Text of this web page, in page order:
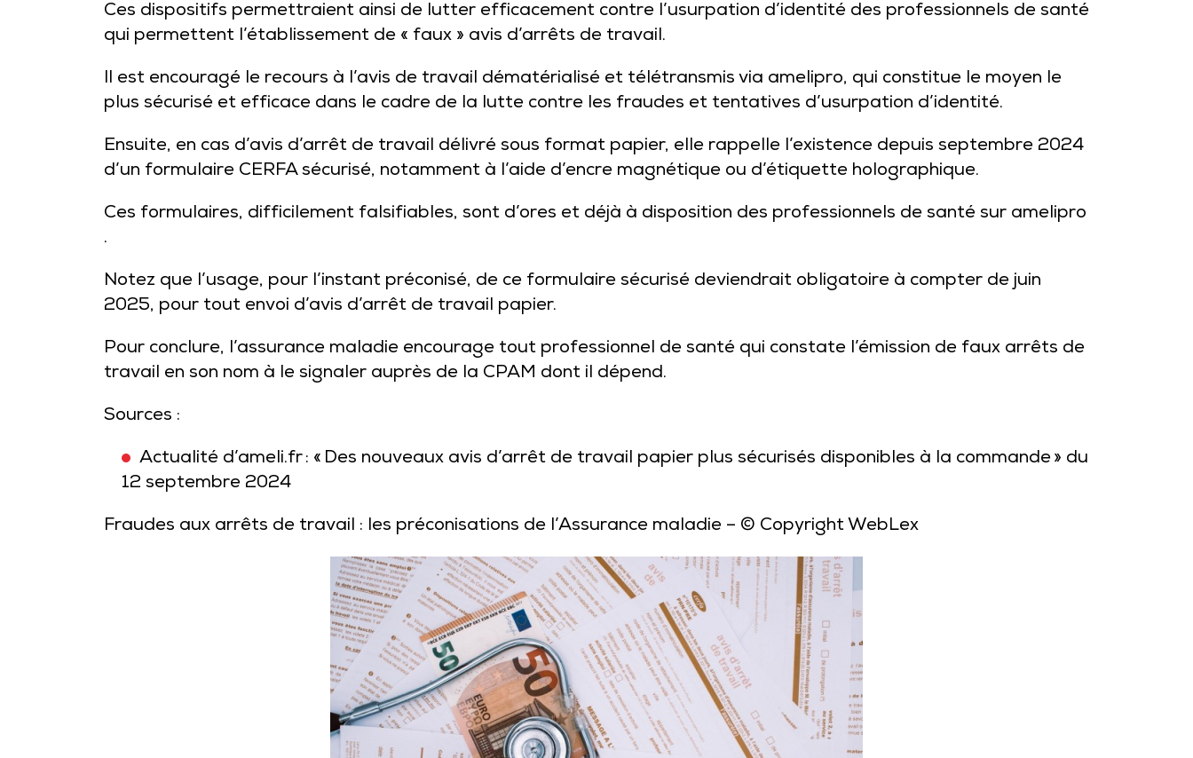
Ces dispositifs permettraient ainsi de lutter efficacement contre l’usurpation d’identité des professionnels de santé
qui permettent l’établissement de « faux » avis d’arrêts de travail.
Il est encouragé le recours à l’avis de travail dématérialisé et télétransmis via amelipro, qui constitue le moyen le
plus sécurisé et efficace dans le cadre de la lutte contre les fraudes et tentatives d’usurpation d’identité.
Ensuite, en cas d’avis d’arrêt de travail délivré sous format papier, elle rappelle l’existence depuis septembre 2024
d’un formulaire CERFA sécurisé, notamment à l’aide d’encre magnétique ou d’étiquette holographique.
Ces formulaires, difficilement falsifiables, sont d’ores et déjà à disposition des professionnels de santé sur amelipro
.
Notez que l’usage, pour l’instant préconisé, de ce formulaire sécurisé deviendrait obligatoire à compter de juin
2025, pour tout envoi d’avis d’arrêt de travail papier.
Pour conclure, l’assurance maladie encourage tout professionnel de santé qui constate l’émission de faux arrêts de
travail en son nom à le signaler auprès de la CPAM dont il dépend.
Sources :
Actualité d’ameli.fr : « Des nouveaux avis d’arrêt de travail papier plus sécurisés disponibles à la commande » du
12 septembre 2024
Fraudes aux arrêts de travail : les préconisations de l’Assurance maladie – © Copyright WebLex